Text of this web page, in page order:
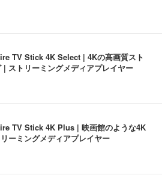
TV Stick 4K Select | 4Kの高画質スト
| ストリーミングメディアプレイヤー
TV Stick 4K Plus | 映画館のような4K
ーミングメディアプレイヤー